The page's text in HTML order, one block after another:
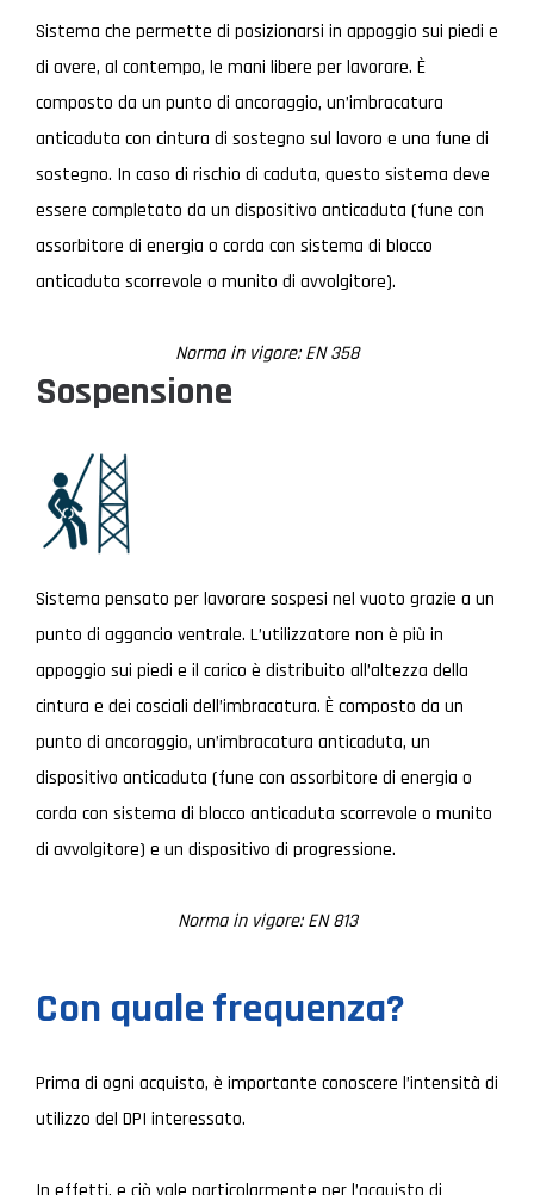
Sistema che permette di posizionarsi in appoggio sui piedi e
di avere, al contempo, le mani libere per lavorare. È
composto da un punto di ancoraggio, un’imbracatura
anticaduta con cintura di sostegno sul lavoro e una fune di
sostegno. In caso di rischio di caduta, questo sistema deve
essere completato da un dispositivo anticaduta (fune con
assorbitore di energia o corda con sistema di blocco
anticaduta scorrevole o munito di avvolgitore).
Norma in vigore: EN 358
Sospensione
Sistema pensato per lavorare sospesi nel vuoto grazie a un
punto di aggancio ventrale. L’utilizzatore non è più in
appoggio sui piedi e il carico è distribuito all’altezza della
cintura e dei cosciali dell’imbracatura. È composto da un
punto di ancoraggio, un’imbracatura anticaduta, un
dispositivo anticaduta (fune con assorbitore di energia o
corda con sistema di blocco anticaduta scorrevole o munito
di avvolgitore) e un dispositivo di progressione.
Norma in vigore: EN 813
Con quale frequenza?
Prima di ogni acquisto, è importante conoscere l’intensità di
utilizzo del DPI interessato.